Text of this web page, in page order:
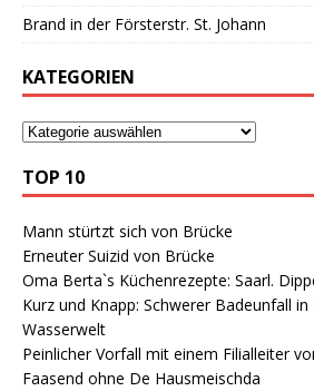
Brand in der Försterstr. St. Johann
KATEGORIEN
TOP 10
Mann stürtzt sich von Brücke
Erneuter Suizid von Brücke
Oma Berta`s Küchenrezepte: Saarl.
Kurz und Knapp: Schwerer Badeunfall
Wasserwelt
Peinlicher Vorfall mit einem Filialleiter
Faasend ohne De Hausmeischda